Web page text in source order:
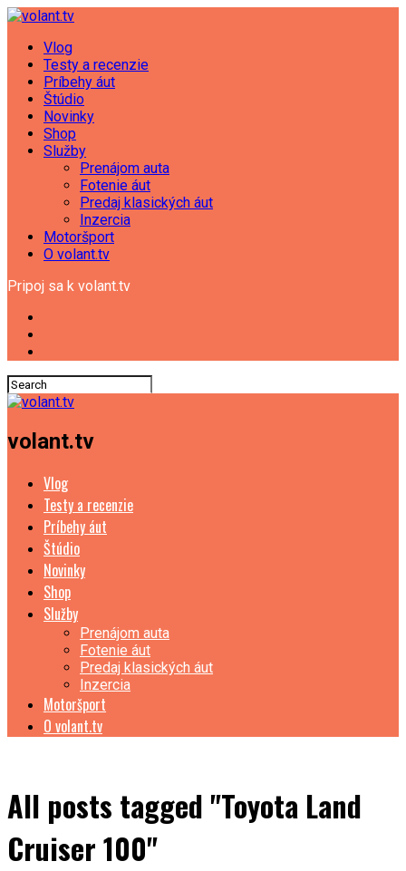
Vlog
Testy a recenzie
Príbehy áut
Štúdio
Novinky
Shop
Služby
Prenájom auta
Fotenie áut
Predaj klasických áut
Inzercia
Motoršport
O volant.tv
Pripoj sa k volant.tv
volant.tv
Vlog
Testy a recenzie
Príbehy áut
Štúdio
Novinky
Shop
Služby
Prenájom auta
Fotenie áut
Predaj klasických áut
Inzercia
Motoršport
O volant.tv
All posts tagged "Toyota Land
Cruiser 100"